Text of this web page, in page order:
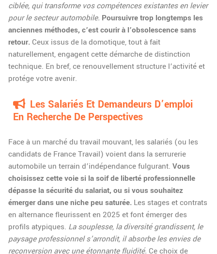
ciblée, qui transforme vos compétences existantes en levier
pour le secteur automobile. Poursuivre trop longtemps les
anciennes méthodes, c’est courir à l’obsolescence sans
retour. Ceux issus de la domotique, tout à fait
naturellement, engagent cette démarche de distinction
technique. En bref, ce renouvellement structure l’activité et
protége votre avenir.
Les Salariés Et Demandeurs D’emploi
En Recherche De Perspectives
Face à un marché du travail mouvant, les salariés (ou les
candidats de France Travail) voient dans la serrurerie
automobile un terrain d’indépendance fulgurant. Vous
choisissez cette voie si la soif de liberté professionnelle
dépasse la sécurité du salariat, ou si vous souhaitez
émerger dans une niche peu saturée. Les stages et contrats
en alternance fleurissent en 2025 et font émerger des
profils atypiques. La souplesse, la diversité grandissent, le
paysage professionnel s’arrondit, il absorbe les envies de
reconversion avec une étonnante fluidité. Ce choix de